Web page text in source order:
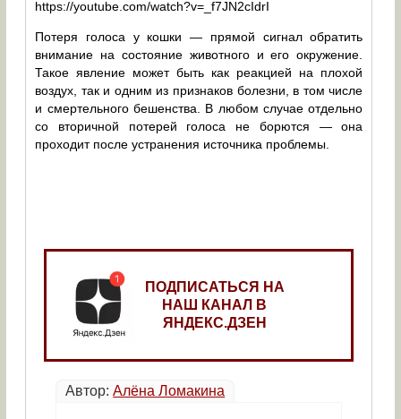
https://youtube.com/watch?v=_f7JN2cIdrI
Потеря голоса у кошки — прямой сигнал обратить
внимание на состояние животного и его окружение.
Такое явление может быть как реакцией на плохой
воздух, так и одним из признаков болезни, в том числе
и смертельного бешенства. В любом случае отдельно
со вторичной потерей голоса не борются — она
проходит после устранения источника проблемы.
ПОДПИСАТЬСЯ НА
НАШ КАНАЛ В
ЯНДЕКС.ДЗЕН
Автор:Алёна Ломакина